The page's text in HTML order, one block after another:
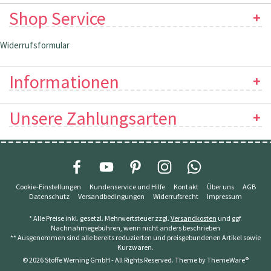
Shop Service
Widerrufsformular
Informationen
Unsere Zahlungsarten
Cookie-Einstellungen Kundenservice und Hilfe Kontakt Über uns
AGB
Datenschutz
Versandbedingungen Widerrufsrecht Impressum
* Alle Preise inkl. gesetzl. Mehrwertsteuer zzgl. Versandkosten und ggf.
Nachnahmegebühren, wenn nicht anders beschrieben
** Ausgenommen sind alle bereits reduzierten und preisgebundenen Artikel sowie
Kurzwaren.
© 2026 Stoffe Werning GmbH - All Rights Reserved. Theme byThemeWare®